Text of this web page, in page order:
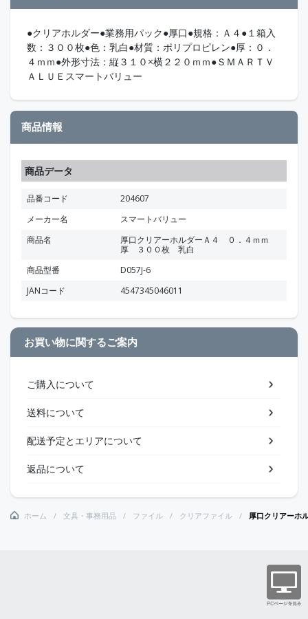
●クリアホルダー●業務用パック●厚口●規格：Ａ４●１箱入
数：３００枚●色：乳白●材質：ポリプロピレン●厚：０．
４ｍｍ●外形寸法：縦３１０×横２２０ｍｍ●ＳＭＡＲＴＶ
ＡＬＵＥスマートバリュー
商品情報
商品データ
品番コード
204607
メーカー名
スマートバリュー
商品名
厚口クリアーホルダーＡ４ ０．４ｍｍ
厚 ３００枚 乳白
商品型番
D057J-6
JANコード
4547345046011
お買い物に関するご案内
ご購入について
送料について
配送予定とエリアについて
返品について
ホーム 文具・事務用品 ファイル クリアファイル 厚口クリアー